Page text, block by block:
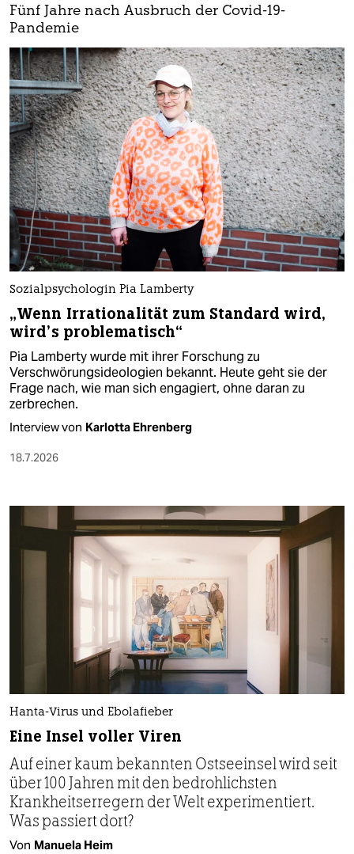
Fünf Jahre nach Ausbruch der Covid-19-
Pandemie
Sozialpsychologin Pia Lamberty
„Wenn Irrationalität zum Standard wird,
wird’s problematisch“
Pia Lamberty wurde mit ihrer Forschung zu
Verschwörungsideologien bekannt. Heute geht sie der
Frage nach, wie man sich engagiert, ohne daran zu
zerbrechen.
Interview von Karlotta Ehrenberg
18.7.2026
Hanta-Virus und Ebolafieber
Eine Insel voller Viren
Auf einer kaum bekannten Ostseeinsel wird seit
über 100 Jahren mit den bedrohlichsten
Krankheitserregern der Welt experimentiert.
Was passiert dort?
Von Manuela Heim